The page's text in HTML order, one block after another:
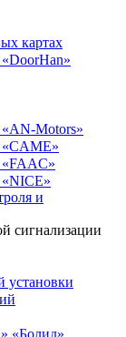
картах
Motors»
«CAME»
«FAAC»
и
сигнализации
установки
«Болид»